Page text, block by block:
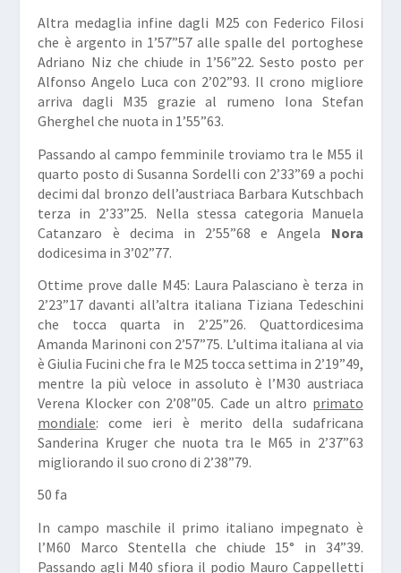
Altra medaglia infine dagli M25 con Federico Filosi
che è argento in 1’57”57 alle spalle del portoghese
Adriano Niz che chiude in 1’56”22. Sesto posto per
Alfonso Angelo Luca con 2’02”93. Il crono migliore
arriva dagli M35 grazie al rumeno Iona Stefan
Gherghel che nuota in 1’55”63.
Passando al campo femminile troviamo tra le M55 il
quarto posto di Susanna Sordelli con 2’33”69 a pochi
decimi dal bronzo dell’austriaca Barbara Kutschbach
terza in 2’33”25. Nella stessa categoria Manuela
Catanzaro è decima in 2’55”68 e Angela Nora
dodicesima in 3’02”77.
Ottime prove dalle M45: Laura Palasciano è terza in
2’23”17 davanti all’altra italiana Tiziana Tedeschini
che tocca quarta in 2’25”26. Quattordicesima
Amanda Marinoni con 2’57”75. L’ultima italiana al via
è Giulia Fucini che fra le M25 tocca settima in 2’19”49,
mentre la più veloce in assoluto è l’M30 austriaca
Verena Klocker con 2’08”05. Cade un altro primato
mondiale: come ieri è merito della sudafricana
Sanderina Krugerche nuota tra le M65 in 2’37”63
migliorando il suo crono di 2’38”79.
50 fa
In campo maschile il primo italiano impegnato è
l’M60 Marco Stentella che chiude 15° in 34”39.
Passando agli M40 sfiora il podio Mauro Cappelletti